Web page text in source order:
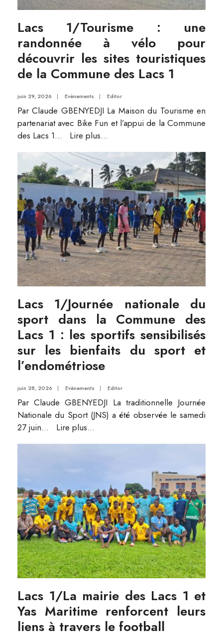
Lacs 1/Tourisme : une
randonnée à vélo pour
découvrir les sites touristiques
de la Commune des Lacs 1
juin 29, 2026 | Evènements | Editor
Par Claude GBENYEDJI La Maison du Tourisme en
partenariat avec Bike Fun et l’appui de la Commune
des Lacs 1... Lire plus...
Lacs 1/Journée nationale du
sport dans la Commune des
Lacs 1 : les sportifs sensibilisés
sur les bienfaits du sport et
l’endométriose
juin 28, 2026 | Evènements | Editor
Par Claude GBENYEDJI La traditionnelle Journée
Nationale du Sport (JNS) a été observée le samedi
27 juin... Lire plus...
Lacs 1/La mairie des Lacs 1 et
Yas Maritime renforcent leurs
liens à travers le football